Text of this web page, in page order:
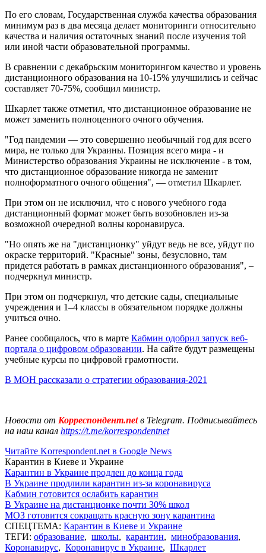
По его словам, Государственная служба качества образования
минимум раз в два месяца делает мониторинги относительно
качества и наличия остаточных знаний после изучения той
или иной части образовательной программы.
В сравнении с декабрьским мониторингом качество и уровень
дистанционного образования на 10-15% улучшились и сейчас
составляет 70-75%, сообщил министр.
Шкарлет также отметил, что дистанционное образование не
может заменить полноценного очного обучения.
"Год пандемии — это совершенно необычный год для всего
мира, не только для Украины. Позиция всего мира - и
Министерство образования Украины не исключение - в том,
что дистанционное образование никогда не заменит
полноформатного очного общения", — отметил Шкарлет.
При этом он не исключил, что с нового учебного года
дистанционный формат может быть возобновлен из-за
возможной очередной волны коронавируса.
"Но опять же на "дистанционку" уйдут ведь не все, уйдут по
окраске территорий. "Красные" зоны, безусловно, там
придется работать в рамках дистанционного образования", –
подчеркнул министр.
При этом он подчеркнул, что детские сады, специальные
учреждения и 1–4 классы в обязательном порядке должны
учиться очно.
Ранее сообщалось, что в марте Кабмин одобрил запуск веб-
портала о цифровом образовании. На сайте будут размещены
учебные курсы по цифровой грамотности.
В МОН рассказали о стратегии образования-2021
Новости от Корреспондент.netв Telegram. Подписывайтесь
на наш канал https://t.me/korrespondentnet
Читайте Korrespondent.net в Google News
Карантин в Киеве и Украине
Карантин в Украине продлен до конца года
В Украине продлили карантин из-за коронавируса
Кабмин готовится ослабить карантин
В Украине на дистанционке почти 30% школ
МОЗ готовится сокращать красную зону карантина
СПЕЦТЕМА: Карантин в Киеве и Украине
ТЕГИ: образование, школы, карантин, минобразования,
Коронавирус, Коронавирус в Украине, Шкарлет